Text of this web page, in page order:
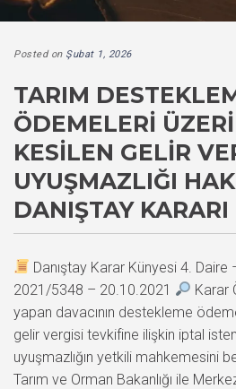
Posted on Şubat 1, 2026
TARIM
ÖDEMELERI
KESILEN GELIR
UYUŞMAZLIĞI
DANIŞTAY KARARI
Danıştay Karar Künyesi 4.
2021/5348 – 20.10.2021
Karar
yapan davacının destekleme
gelir vergisi tevkifine ilişkin iptal
uyuşmazlığın yetkili mahkemesini
Tarım ve Orman Bakanlığı ile